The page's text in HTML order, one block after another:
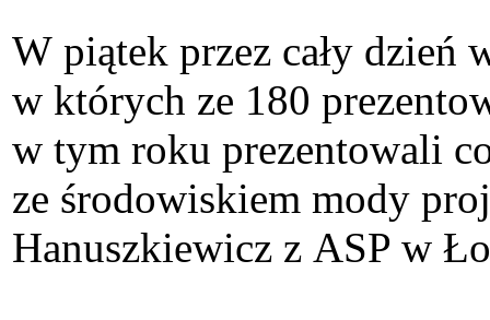
W piątek przez cały dzień
w których ze 180
w tym roku prezentowali
ze środowiskiem mody
Hanuszkiewicz z ASP w